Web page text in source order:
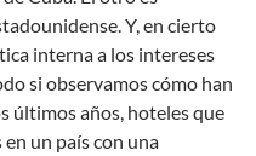
Y, en cierto
interna a los intereses
si observamos cómo han
últimos años, hoteles que
un país con una